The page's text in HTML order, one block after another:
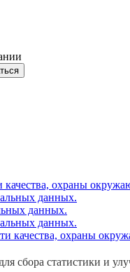
охраны
данных.
данных.
данных.
охраны
сбора статистики и